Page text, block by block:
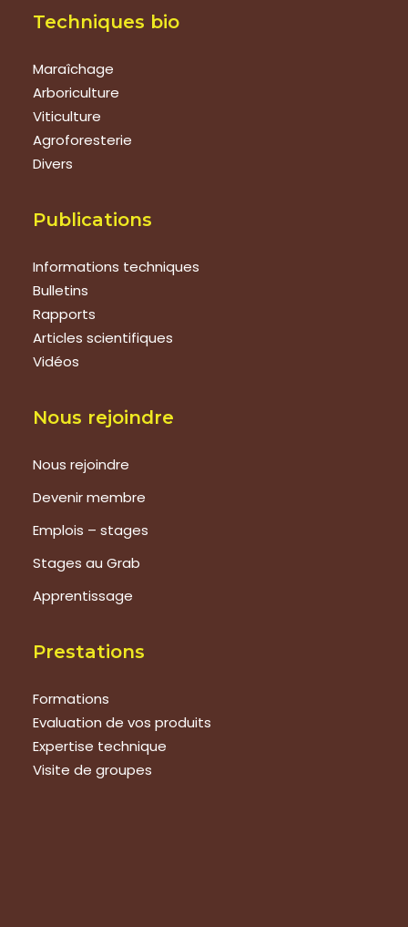
Techniques bio
Maraîchage
Arboriculture
Viticulture
Agroforesterie
Divers
Publications
Informations techniques
Bulletins
Rapports
Articles scientifiques
Vidéos
Nous rejoindre
Nous rejoindre
Devenir membre
Emplois – stages
Stages au Grab
Apprentissage
Prestations
Formations
Evaluation de vos produits
Expertise technique
Visite de groupes